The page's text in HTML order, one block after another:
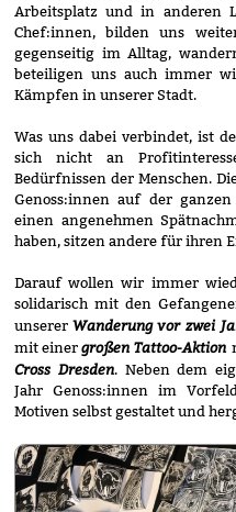
Arbeitsplatz und in anderen
Chef:innen, bilden uns
gegenseitig im Alltag,
beteiligen uns auch immer
Kämpfen in unserer Stadt.
Was uns dabei verbindet, ist
sich nicht an
Bedürfnissen der Menschen.
Genoss:innen auf der
einen angenehmen
haben, sitzen andere für ihren
Darauf wollen wir immer
solidarisch mit den
unserer Wanderung vor zwei
mit einergroßen Tattoo-Aktion
Cross Dresden. Neben dem
Jahr Genoss:innen im
Motiven selbst gestaltet und